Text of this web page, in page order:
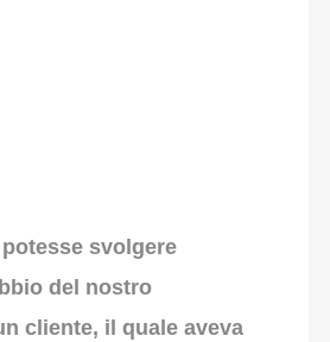
svolgere
del nostro
cliente, il quale aveva